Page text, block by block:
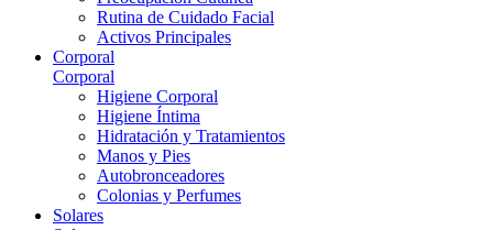
Rutina de Cuidado Facial
Activos Principales
Corporal
Corporal
Higiene Corporal
Higiene Íntima
Hidratación y Tratamientos
Manos y Pies
Autobronceadores
Colonias y Perfumes
Solares